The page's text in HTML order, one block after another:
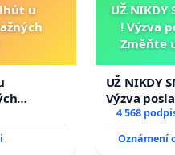
u
UŽ NIKDY
! Výzva
Změňte
UŽ NIKDY
Výzva
Změňte
opakovat!
4 568
Oznámení